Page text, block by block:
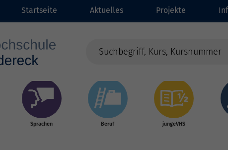
Startseite Aktuelles Projekte
Sprachen Beruf jungeVHS